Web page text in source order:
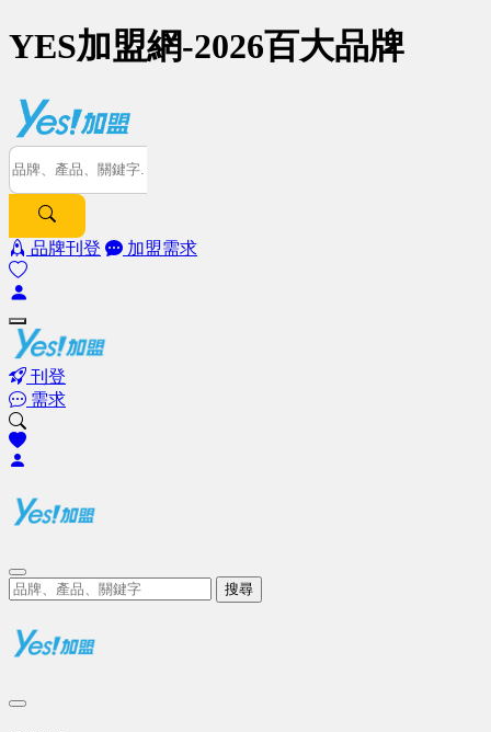
YES加盟網-2026百大品牌
品牌刊登 加盟需求
刊登
需求
搜尋